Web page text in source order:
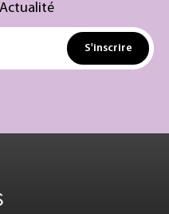
S'inscrire